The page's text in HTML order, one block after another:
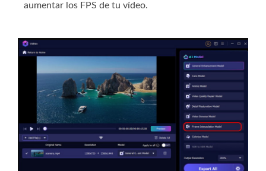
aumentar los FPS de tu vídeo.